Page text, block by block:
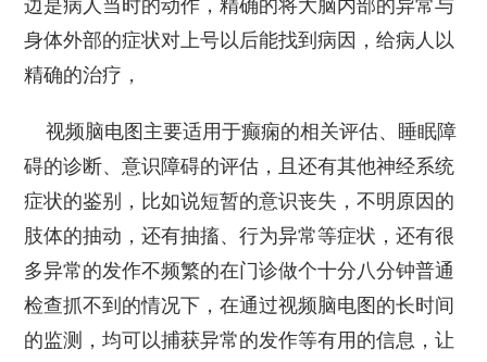
边是病人当时的动作，精确的将大脑内部的异常与
身体外部的症状对上号以后能找到病因，给病人以
精确的治疗，
视频脑电图主要适用于癫痫的相关评估、睡眠障
碍的诊断、意识障碍的评估，且还有其他神经系统
症状的鉴别，比如说短暂的意识丧失，不明原因的
肢体的抽动，还有抽搐、行为异常等症状，还有很
多异常的发作不频繁的在门诊做个十分八分钟普通
检查抓不到的情况下，在通过视频脑电图的长时间
的监测，均可以捕获异常的发作等有用的信息，让